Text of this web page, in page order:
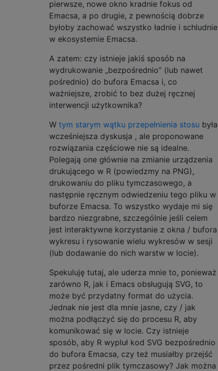
pierwsze, nowe okno kradnie fokus od
Emacsa, a po drugie, z pewnością dobrze
byłoby zachować wszystko ładnie i schludnie
w ekosystemie Emacsa.
A zatem: czy istnieje jakiś sposób na
wydrukowanie „bezpośrednio” (lub nawet
pośrednio) do bufora Emacsa i, co
ważniejsze, zrobić to bez dużej ręcznej
interwencji użytkownika?
W tym starym wątku przepełnienia stosu była
wcześniejsza dyskusja , ale proponowane
rozwiązania częściowe nie są idealne.
Polegają one głównie na zmianie urządzenia
drukującego w R (powiedzmy na PNG),
drukowaniu do pliku tymczasowego, a
następnie ręcznym odwiedzeniu tego pliku w
buforze Emacsa. To wszystko wydaje mi się
bardzo niezgrabne, szczególnie jeśli celem
jest interaktywne korzystanie z okna / bufora
wykresu i rysowanie wielu wykresów w sesji
(lub dodawanie do nich warstw w locie).
Spekuluję tutaj, ale uderza mnie to, ponieważ
zarówno R, jak i Emacs obsługują SVG, to
może być przydatny format do użycia.
Jednak nie jest dla mnie jasne, czy / jak
można podłączyć się do procesu R, aby
komunikować się w locie. Czy istnieje
sposób, aby R wypluł kod SVG bezpośrednio
do bufora Emacsa, czy też musiałby przejść
przez pośredni plik tymczasowy? Jak można